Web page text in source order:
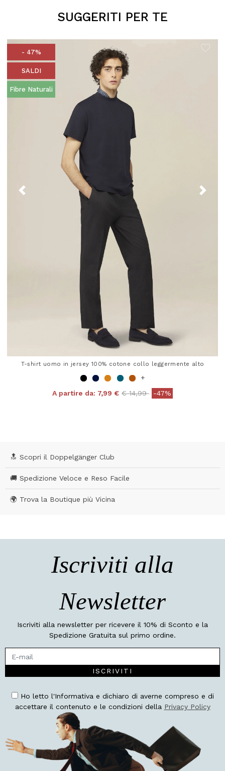
SUGGERITI PER TE
- 47%
SALDI
Fibre Naturali
T-shirt uomo in jersey 100% cotone collo leggermente alto
+
A partire da: 7,99 € Price reduced from
€ 14,99to-47%
🔝 Scopri il Doppelgänger Club
🚚 Spedizione Veloce e Reso Facile
🌍 Trova la Boutique più Vicina
Iscriviti alla
Newsletter
Iscriviti alla newsletter per ricevere il 10% di Sconto e la
Spedizione Gratuita sul primo ordine.
ISCRIVITI
Ho letto l'Informativa e dichiaro di averne compreso e di
accettare il contenuto e le condizioni della Privacy Policy